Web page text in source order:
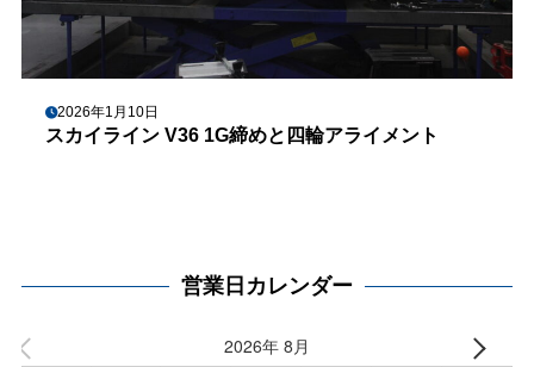
2026年1月10日
スカイライン V36 1G締めと四輪アライメント
営業日カレンダー
2026年 8月